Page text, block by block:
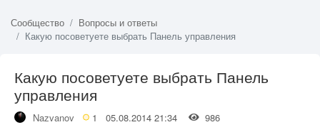
Сообщество
Вопросы и ответы
Какую посоветуете выбрать Панель управления
Какую посоветуете выбрать Панель
управления
Nazvanov 1 05.08.2014 21:34 986